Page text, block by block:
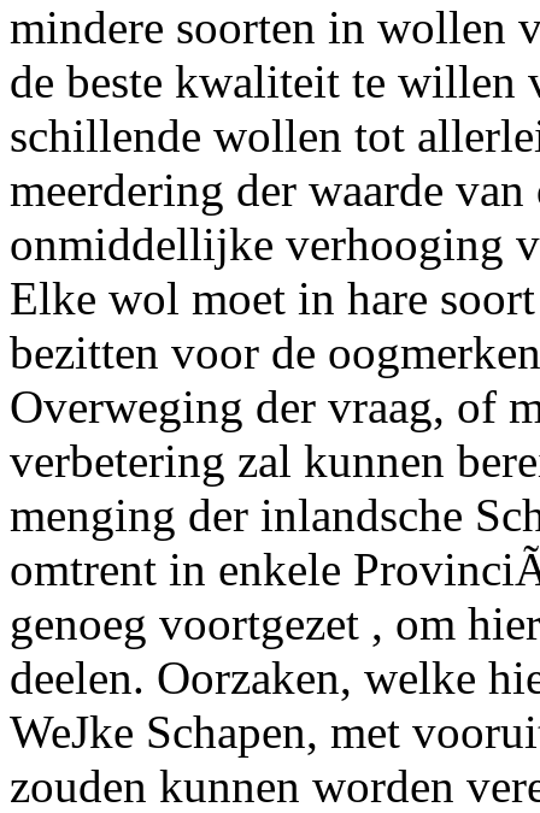
mindere soorten in wollen
de beste kwaliteit te willen
schillende wollen tot
meerdering der waarde van
onmiddellijke verhooging
Elke wol moet in hare
bezitten voor de
Overweging der vraag, of
verbetering zal kunnen
menging der inlandsche
omtrent in enkele
genoeg voortgezet , om
deelen. Oorzaken, welke
WeJke Schapen, met
zouden kunnen worden